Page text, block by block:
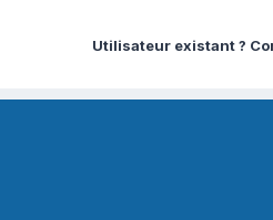
Utilisateur existant ?